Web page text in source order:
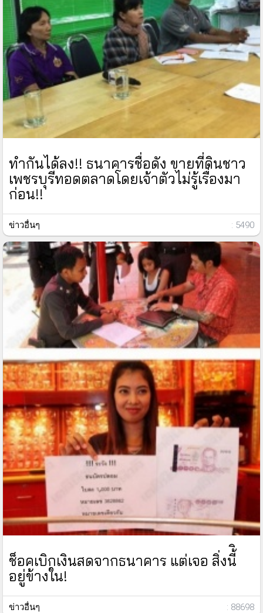
ทำกันได้ลง!! ธนาคารชื่อดัง ขายที่ดินชาว
เพชรบุรีทอดตลาดโดยเจ้าตัวไม่รู้เรื่องมา
ก่อน!!
ข่าวอื่นๆ : 5490
ช็อคเบิกเงินสดจากธนาคาร แต่เจอ สิ่งนี้ิ
อยู่ข้างใน!
ข่าวอื่นๆ : 88698